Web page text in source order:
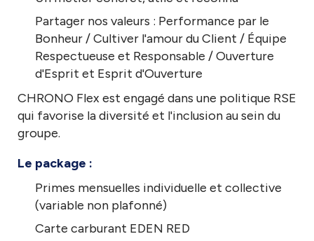
Partager nos valeurs : Performance par le
Bonheur / Cultiver l'amour du Client / Équipe
Respectueuse et Responsable / Ouverture
d'Esprit et Esprit d'Ouverture
CHRONO Flex est engagé dans une politique RSE
qui favorise la diversité et l'inclusion au sein du
groupe.
Le package :
Primes mensuelles individuelle et collective
(variable non plafonné)
Carte carburant EDEN RED